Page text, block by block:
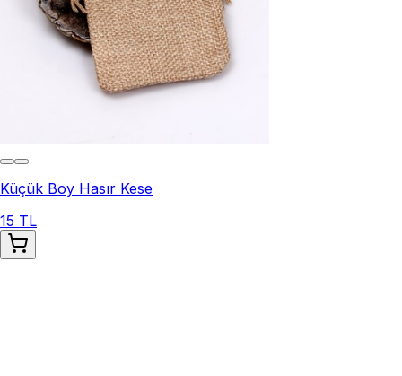
Küçük Boy Hasır Kese
15 TL